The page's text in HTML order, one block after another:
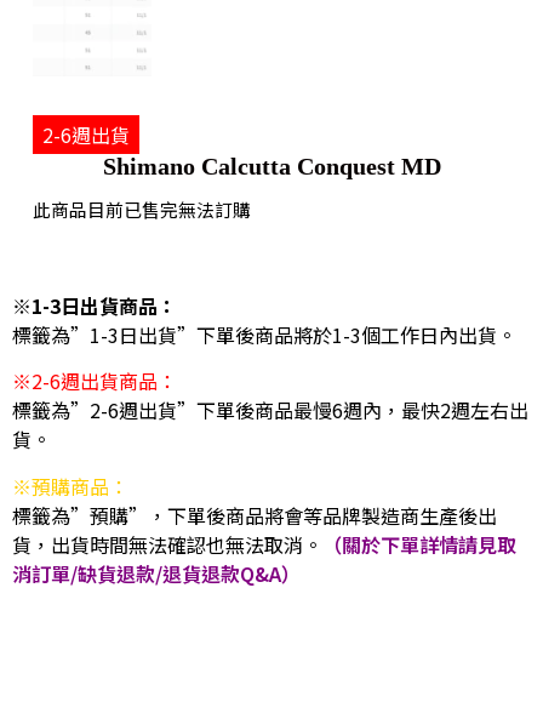
2-6週出貨
Shimano Calcutta Conquest MD
此商品目前已售完無法訂購
※1-3日出貨商品：
標籤為”1-3日出貨”下單後商品將於1-3個工作日內出貨。
※2-6週出貨商品：
標籤為”2-6週出貨”下單後商品最慢6週內，最快2週左右出
貨。
※預購商品：
標籤為”預購”，下單後商品將會等品牌製造商生產後出
貨，出貨時間無法確認也無法取消。
（關於下單詳情請見取
消訂單/缺貨退款/退貨退款Q&A）